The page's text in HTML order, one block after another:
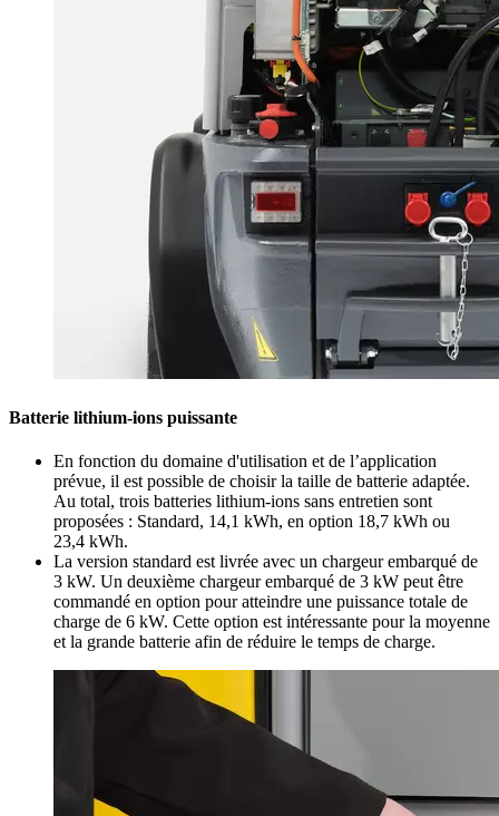
Batterie lithium-ions puissante
En fonction du domaine d'utilisation et de l’application
prévue, il est possible de choisir la taille de batterie adaptée.
Au total, trois batteries lithium-ions sans entretien sont
proposées : Standard, 14,1 kWh, en option 18,7 kWh ou
23,4 kWh.
La version standard est livrée avec un chargeur embarqué de
3 kW. Un deuxième chargeur embarqué de 3 kW peut être
commandé en option pour atteindre une puissance totale de
charge de 6 kW. Cette option est intéressante pour la moyenne
et la grande batterie afin de réduire le temps de charge.